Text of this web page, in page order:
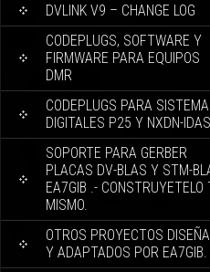
DVLINK V9 – CHANGE LOG
CODEPLUGS, SOFTWARE Y
FIRMWARE PARA EQUIPOS
DMR
CODEPLUGS PARA
DIGITALES P25 Y NXDN-IDAS.
SOPORTE PARA GERBER
PLACAS DV-BLAS Y STM-
EA7GIB .- CONSTRUYETELO
MISMO.
OTROS PROYECTOS
Y ADAPTADOS POR EA7GIB.